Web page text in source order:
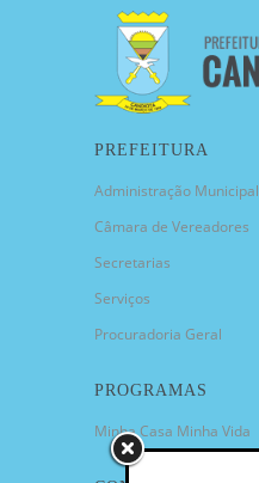
PREFEITURA
Administração Municipal
Câmara de Vereadores
Secretarias
Serviços
Procuradoria Geral
PROGRAMAS
Minha Casa Minha Vida